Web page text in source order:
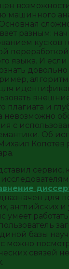
машинного
разным:
кусков
языка. И
довольно
для
плагиата и
невозможно
с
Об
Копотев
сервис,
для
английских
умеет
базы
можно
связей